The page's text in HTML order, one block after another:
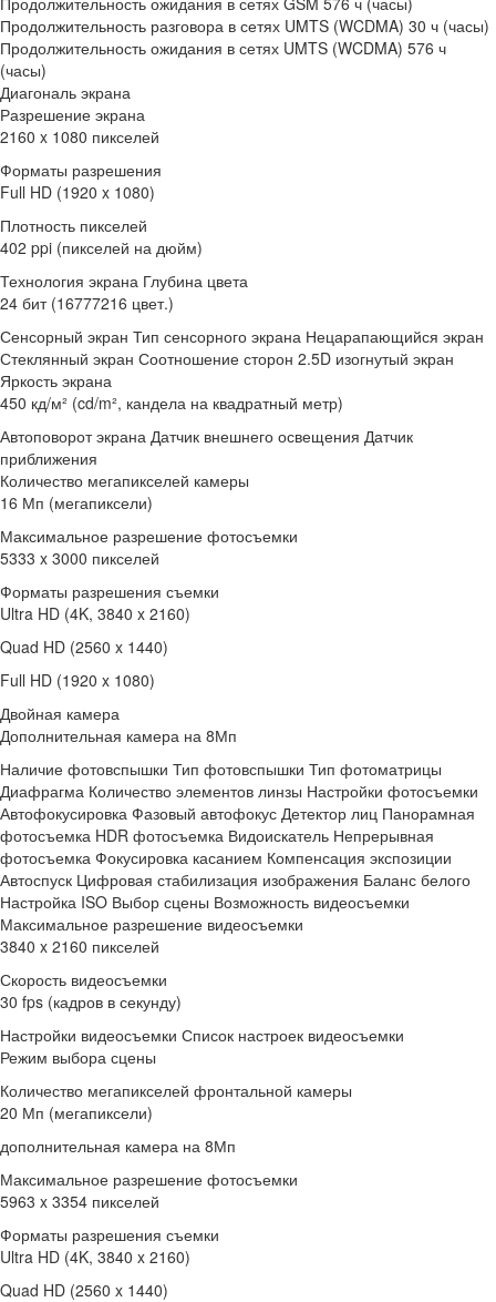
Продолжительность разговора в сетях UMTS (WCDMA) 30 ч (часы)
Продолжительность ожидания в сетях UMTS (WCDMA) 576 ч
(часы)
Диагональ экрана
Разрешение экрана
2160 x 1080 пикселей
Форматы разрешения
Full HD (1920 x 1080)
Плотность пикселей
402 ppi (пикселей на дюйм)
Технология экрана Глубина цвета
24 бит (16777216 цвет.)
Сенсорный экран Тип сенсорного экрана Нецарапающийся экран
Стеклянный экран Соотношение сторон 2.5D изогнутый экран
Яркость экрана
450 кд/м² (cd/m², кандела на квадратный метр)
Автоповорот экрана Датчик внешнего освещения Датчик
приближения
Количество мегапикселей камеры
16 Мп (мегапиксели)
Максимальное разрешение фотосъемки
5333 x 3000 пикселей
Форматы разрешения съемки
Ultra HD (4K, 3840 x 2160)
Quad HD (2560 x 1440)
Full HD (1920 x 1080)
Двойная камера
Дополнительная камера на 8Мп
Наличие фотовспышки Тип фотовспышки Тип фотоматрицы
Диафрагма Количество элементов линзы Настройки фотосъемки
Автофокусировка Фазовый автофокус Детектор лиц Панорамная
фотосъемка HDR фотосъемка Видоискатель Непрерывная
фотосъемка Фокусировка касанием Компенсация экспозиции
Автоспуск Цифровая стабилизация изображения Баланс белого
Настройка ISO Выбор сцены Возможность видеосъемки
Максимальное разрешение видеосъемки
3840 x 2160 пикселей
Скорость видеосъемки
30 fps (кадров в секунду)
Настройки видеосъемки Список настроек видеосъемки
Режим выбора сцены
Количество мегапикселей фронтальной камеры
20 Мп (мегапиксели)
дополнительная камера на 8Мп
Максимальное разрешение фотосъемки
5963 x 3354 пикселей
Форматы разрешения съемки
Ultra HD (4K, 3840 x 2160)
Quad HD (2560 x 1440)